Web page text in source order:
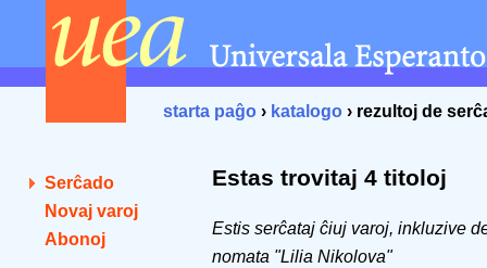
starta paĝo › katalogo › rezultoj de
Serĉado
Novaj varoj
Abonoj
Estas trovitaj 4 titoloj
Estis serĉataj ĉiuj varoj, inkluzive
nomata "Lilia Nikolova"